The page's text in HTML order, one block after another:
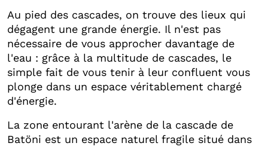
Au pied des cascades, on trouve des lieux qui
dégagent une grande énergie. Il n'est pas
nécessaire de vous approcher davantage de
l'eau : grâce à la multitude de cascades, le
simple fait de vous tenir à leur confluent vous
plonge dans un espace véritablement chargé
d'énergie.
La zone entourant l'arène de la cascade de
Batöni est un espace naturel fragile situé dans